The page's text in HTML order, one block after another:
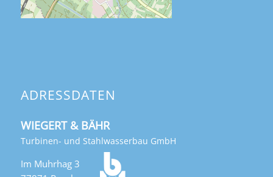
ADRESSDATEN
WIEGERT & BÄHR
Turbinen- und Stahlwasserbau GmbH
Im Muhrhag 3